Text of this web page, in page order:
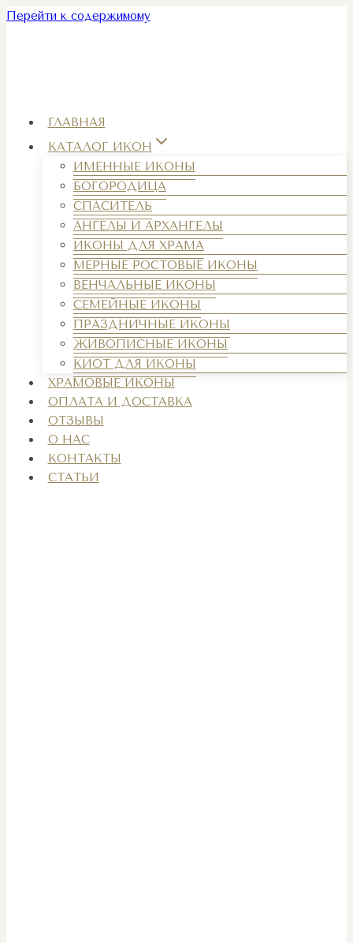
Перейти к содержимому
ГЛАВНАЯ
КАТАЛОГ ИКОН
ИМЕННЫЕ ИКОНЫ
БОГОРОДИЦА
СПАСИТЕЛЬ
АНГЕЛЫ И АРХАНГЕЛЫ
ИКОНЫ ДЛЯ ХРАМА
МЕРНЫЕ РОСТОВЫЕ ИКОНЫ
ВЕНЧАЛЬНЫЕ ИКОНЫ
СЕМЕЙНЫЕ ИКОНЫ
ПРАЗДНИЧНЫЕ ИКОНЫ
ЖИВОПИСНЫЕ ИКОНЫ
КИОТ ДЛЯ ИКОНЫ
ХРАМОВЫЕ ИКОНЫ
ОПЛАТА И ДОСТАВКА
ОТЗЫВЫ
О НАС
КОНТАКТЫ
СТАТЬИ